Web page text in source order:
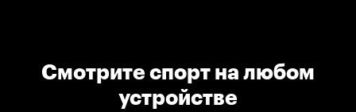
Смотрите спорт на любом
устройстве